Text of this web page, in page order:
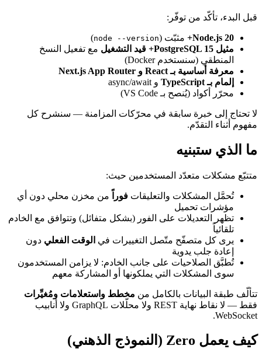
قبل البدء، تأكّد من توفّر:
Node.js 20+ مثبّت ( node --version
)
مثيل PostgreSQL 15+ قيد التشغيل
مع تفعيل النسخ
المنطقي (سنستخدم Docker)
معرفة أساسية بـ React و Next.js App Router
إلمام بـ TypeScript
و async/await
محرّر أكواد (يُنصح بـ VS Code)
لا تحتاج إلى خبرة سابقة في محرّكات المزامنة — سنشرح كل
مفهوم أثناء التقدّم.
ما الذي ستبنيه
متتبّع مشكلات متعدّد المستخدمين حيث:
تُحمَّل المشكلات والتعليقاتفوراً من مخزن محلي دون أي
مؤشرات تحميل
تظهر التعديلات على الفور (بشكل متفائل) وتتوافق مع الخادم
تلقائياً
يرى كل متصفّح متّصل التغييرات في الوقت الفعلي دون
إعادة جلب يدوية
تُطبَّق الصلاحيات على جانب الخادم: لا يزامن المستخدمون
سوى المشكلات التي يملكونها أو المشاركة معهم
تتألّف طبقة البيانات بالكامل منمخطط واستعلامات ومُغيِّرات
فقط — لا نقاط نهاية REST ولا محلّلات GraphQL ولا أنابيب
WebSocket.
كيف يعمل Zero (النموذج الذهني)